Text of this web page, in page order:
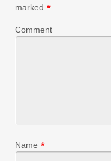
marked *
Comment
Name *